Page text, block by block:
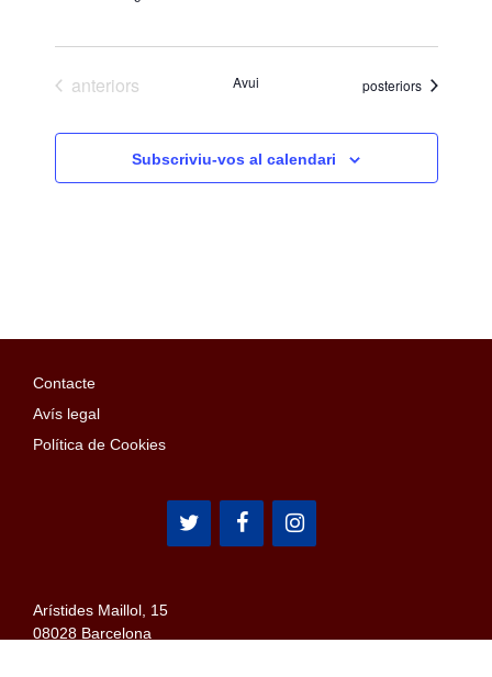
Esdeveniments
anteriors Avui Esdeveniments
posteriors
Subscriviu-vos al calendari
Contacte
Avís legal
Política de Cookies
Arístides Maillol, 15
08028 Barcelona